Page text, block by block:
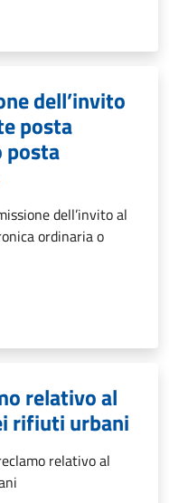
dell’invito
posta
posta
dell’invito al
ordinaria o
relativo al
rifiuti urbani
relativo al